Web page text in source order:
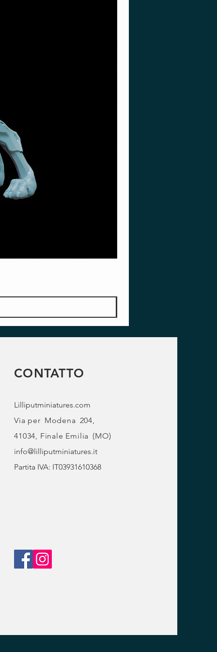
CONTATTO
Lilliputminiatures.com
Via per Modena 204,
41034, Finale Emilia (MO)
info@lilliputminiatures.it
Partita IVA: IT03931610368